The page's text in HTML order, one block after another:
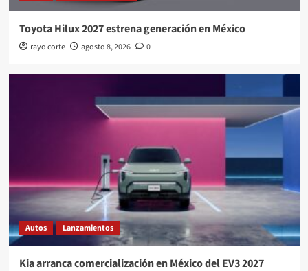
Toyota Hilux 2027 estrena generación en México
rayo corte agosto 8, 2026 0
Autos Lanzamientos
Kia arranca comercialización en México del EV3 2027